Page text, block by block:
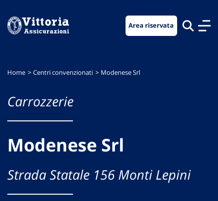
menu
contenuto
footer
Area riservata
Home Centri convenzionati Modenese Srl
Carrozzerie
Modenese Srl
Strada Statale 156 Monti Lepini